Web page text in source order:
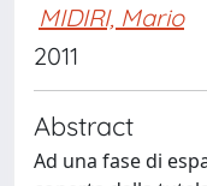
MIDIRI, Mario
2011
Abstract
Ad una fase di